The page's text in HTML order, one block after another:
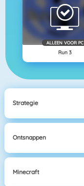
ALLEEN VOOR PC
Run 3
Strategie
Ontsnappen
Minecraft